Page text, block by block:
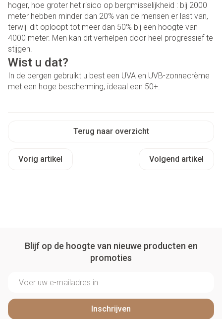
hoger, hoe groter het risico op bergmisselijkheid : bij 2000
meter hebben minder dan 20% van de mensen er last van,
terwijl dit oploopt tot meer dan 50% bij een hoogte van
4000 meter. Men kan dit verhelpen door heel progressief te
stijgen.
Wist u dat?
In de bergen gebruikt u best een UVA en UVB-zonnecrème
met een hoge bescherming, ideaal een 50+.
Terug naar overzicht
Vorig artikel Volgend artikel
Blijf op de hoogte van nieuwe producten en
promoties
Inschrijven